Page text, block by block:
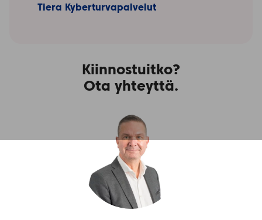
Tiera Kyberturvapalvelut
Kiinnostuitko?
Ota yhteyttä.